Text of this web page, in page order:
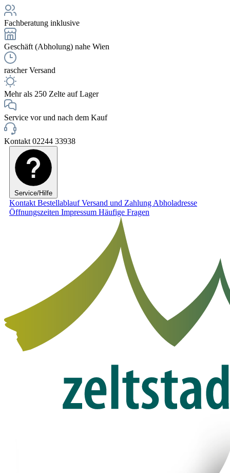
Fachberatung inklusive
Geschäft (Abholung) nahe Wien
rascher Versand
Mehr als 250 Zelte auf Lager
Service vor und nach dem Kauf
Kontakt 02244 33938
Service/Hilfe
Kontakt BestellablaufVersand und Zahlung Abholadresse
Öffnungszeiten Impressum Häufige Fragen